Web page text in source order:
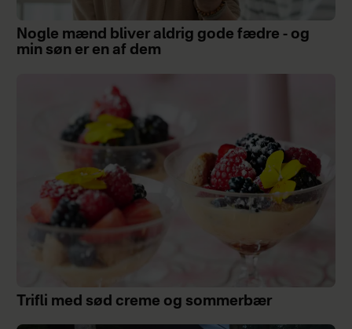
Nogle mænd bliver aldrig gode fædre - og
min søn er en af dem
Trifli med sød creme og sommerbær